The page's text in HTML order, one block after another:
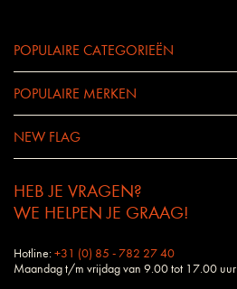
POPULAIRE CATEGORIEËN
POPULAIRE MERKEN
NEW FLAG
HEB JE VRAGEN?
WE HELPEN JE GRAAG!
Hotline:+31 (0) 85 - 782 27 40
Maandag t/m vrijdag van 9.00 tot 17.00 uur